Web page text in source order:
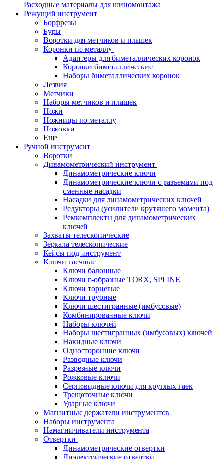
Расходные материалы для шиномонтажа
Режущий инструмент
Борфрезы
Буры
Воротки для метчиков и плашек
Коронки по металлу
Адаптеры для биметаллических коронок
Коронки биметаллические
Наборы биметаллических коронок
Лезвия
Метчики
Наборы метчиков и плашек
Ножи
Ножницы по металлу
Ножовки
Еще
Ручной инструмент
Воротки
Динамометрический инструмент
Динамометрические ключи
Динамометрические ключи с разъемами под
сменные насадки
Насадки для динамометрических ключей
Редукторы (усилители крутящего момента)
Ремкомплекты для динамометрических
ключей
Захваты телескопические
Зеркала телескопические
Кейсы под инструмент
Ключи гаечные
Ключи балонные
Ключи г-образные TORX, SPLINE
Ключи торцевые
Ключи трубные
Ключи шестигранные (имбусовые)
Комбинированные ключи
Наборы ключей
Наборы шестигранных (имбусовых) ключей
Накидные ключи
Односторонние ключи
Разводные ключи
Разрезные ключи
Рожковые ключи
Серповидные ключи для круглых гаек
Трещоточные ключи
Ударные ключи
Магнитные держатели инструментов
Наборы инструмента
Намагничиватели инструмента
Отвертки
Динамометрические отвертки
Диэлектрические отвертки